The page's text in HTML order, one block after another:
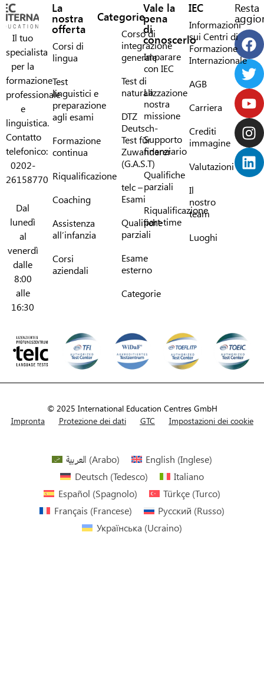
Il tuo
specialista
per la
formazione
professionale
e
linguistica.
Contatto
telefonico:
0202-
26158770
Dal
lunedì
al
venerdì
dalle
8:00
alle
16:30
La
nostra
offerta
Corsi di
lingua
Test
linguistici e
preparazione
agli esami
Formazione
continua
Riqualificazione
Coaching
Assistenza
all’infanzia
Corsi
aziendali
Categorie
Corso di
integrazione
generale
Test di
naturalizzazione
DTZ
Deutsch-
Test für
Zuwanderer
(G.A.S.T)
telc –
Esami
Qualifiche
parziali
Esame
esterno
Categorie
Vale la
pena
di
conoscerlo
Imparare
con IEC
La
nostra
missione
Supporto
finanziario
Qualifiche
parziali
Riqualificazione
part-time
IEC
Informazioni
sui Centri di
Formazione
Internazionale
AGB
Carriera
Crediti
immagine
Valutazioni
Il
nostro
team
Luoghi
Resta
© 2025 International Education Centres GmbH
Impronta
Protezione dei dati GTC Impostazioni dei cookie
العربية (Arabo) English (Inglese)
Deutsch (Tedesco)
Italiano
Español (Spagnolo) Türkçe(Turco)
Français (Francese) Русский (Russo)
Українська (Ucraino)